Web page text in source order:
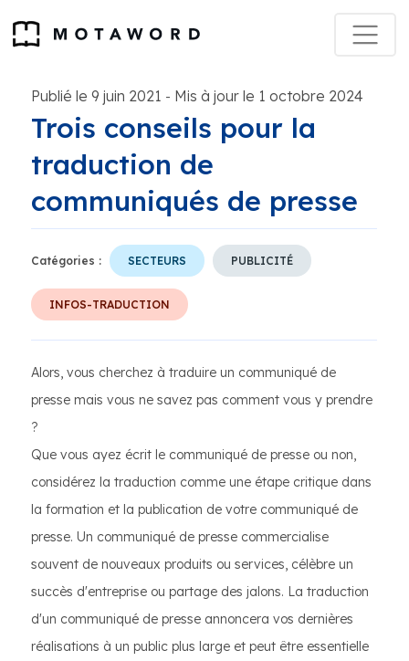
Publié le 9 juin 2021 - Mis à jour le 1 octobre 2024
Trois conseils pour la
traduction de
communiqués de presse
Catégories : SECTEURS PUBLICITÉ
INFOS-TRADUCTION
Alors, vous cherchez à traduire un communiqué de
presse mais vous ne savez pas comment vous y prendre
?
Que vous ayez écrit le communiqué de presse ou non,
considérez la traduction comme une étape critique dans
la formation et la publication de votre communiqué de
presse. Un communiqué de presse commercialise
souvent de nouveaux produits ou services, célèbre un
succès d'entreprise ou partage des jalons. La traduction
d'un communiqué de presse annoncera vos dernières
réalisations à un public plus large et peut être essentielle